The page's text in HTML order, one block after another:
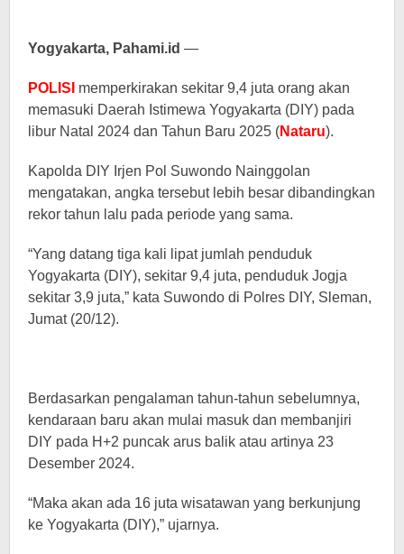
Yogyakarta, Pahami.id —
POLISI memperkirakan sekitar 9,4 juta orang akan
memasuki Daerah Istimewa Yogyakarta (DIY) pada
libur Natal 2024 dan Tahun Baru 2025 (Nataru).
Kapolda DIY Irjen Pol Suwondo Nainggolan
mengatakan, angka tersebut lebih besar dibandingkan
rekor tahun lalu pada periode yang sama.
“Yang datang tiga kali lipat jumlah penduduk
Yogyakarta (DIY), sekitar 9,4 juta, penduduk Jogja
sekitar 3,9 juta,” kata Suwondo di Polres DIY, Sleman,
Jumat (20/12).
Berdasarkan pengalaman tahun-tahun sebelumnya,
kendaraan baru akan mulai masuk dan membanjiri
DIY pada H+2 puncak arus balik atau artinya 23
Desember 2024.
“Maka akan ada 16 juta wisatawan yang berkunjung
ke Yogyakarta (DIY),” ujarnya.